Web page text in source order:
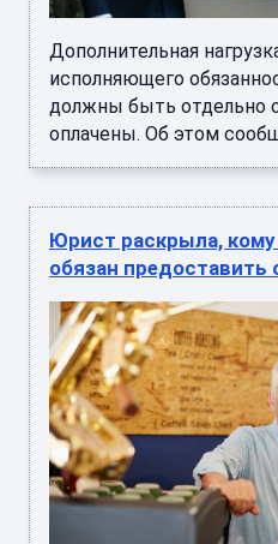
Дополнительная
исполняющего
должны быть отдельно
оплачены. Об этом
Юрист раскрыла, кому
обязан предоставить